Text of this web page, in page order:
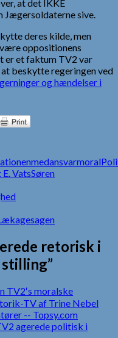
at det IKKE
Jægersoldaterne sive.
deres kilde, men
oppositionens
er et faktum TV2 var
beskytte regeringen ved
og hændelser i
medansvarmoral
VatsSøren
retorisk i
TV2′s moralske
TV af Trine Nebel
-- Topsy.com
agerede politisk i